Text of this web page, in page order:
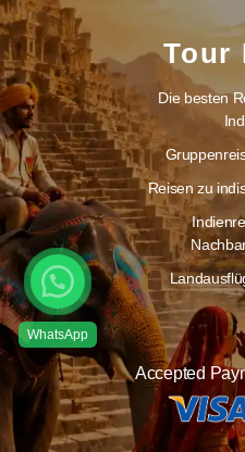
Tour
Die besten
Reisen zu
Accepted